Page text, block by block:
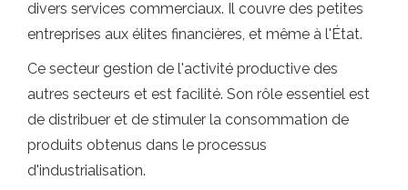
divers services commerciaux. Il couvre des petites
entreprises aux élites financières, et même à l'État.
Ce secteur gestion de l'activité productive des
autres secteurs et est facilité. Son rôle essentiel est
de distribuer et de stimuler la consommation de
produits obtenus dans le processus
d'industrialisation.